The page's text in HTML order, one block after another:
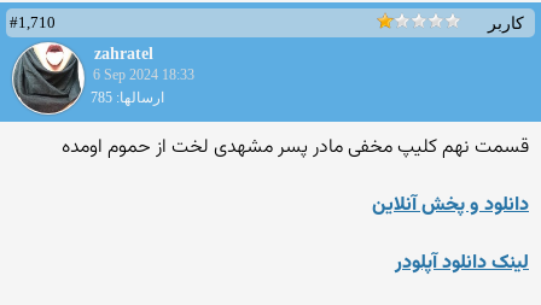
کاربر
#1,710
zahratel
6 Sep 2024 18:33
ارسالها: 785
قسمت نهم کلیپ مخفی مادر پسر مشهدی لخت از حموم اومده
دانلود و پخش آنلاین
لینک دانلود آپلودر